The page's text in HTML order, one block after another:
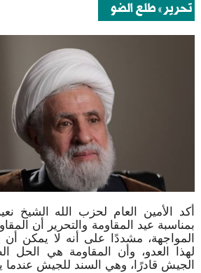
تحرير طلع الضو
أكد الأمين العام لحزب الله الشيخ
بمناسبة عيد المقاومة والتحرير أن
المواجهة، مشددًا على أنه لا يمكن أن
لهذا العدو، وأن المقاومة هي الحل
الجيش قادرًا، وهي السند للجيش عندما